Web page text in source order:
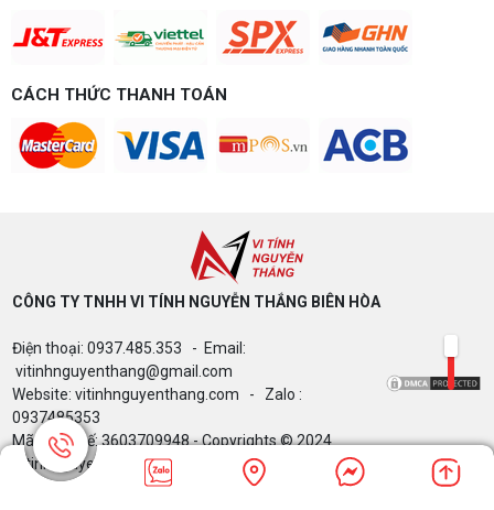
CÁCH THỨC THANH TOÁN
CÔNG TY TNHH VI TÍNH NGUYỄN THẮNG BIÊN HÒA​
Điện thoại: 0937.485.353 - Email:
vitinhnguyenthang@gmail.com
Website: vitinhnguyenthang.com - Zalo :
0937485353
Mã Số Thuế: 3603709948 - Copyrights © 2024
Vitinhnguyenthang.com. All Rights Reserved